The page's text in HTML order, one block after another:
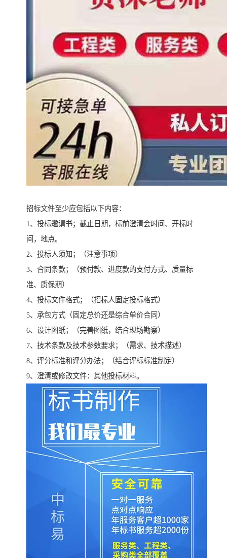
招标文件至少应包括以下内容：
1、投标邀请书；截止日期，标前澄清会时间、开标时
间，地点。
2、投标人须知；（注意事项）
3、合同条款；（预付款、进度款的支付方式、质量标
准、质保期）
4、投标文件格式；（招标人固定投标格式）
5、承包方式（固定总价还是综合单价合同）
6、设计图纸；（完善图纸，结合现场勘察）
7、技术条款及技术参数要求；（需求、技术描述）
8、评分标准和评分办法；（结合评标标准制定）
9、澄清或修改文件：其他投标材料。